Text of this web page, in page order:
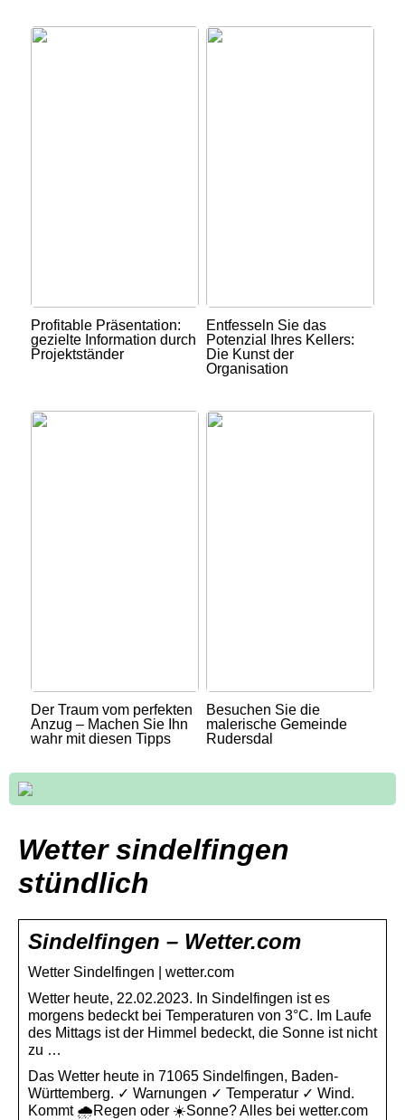
Profitable Präsentation:
gezielte Information durch
Projektständer
Entfesseln Sie das
Potenzial Ihres Kellers:
Die Kunst der
Organisation
Der Traum vom perfekten
Anzug – Machen Sie Ihn
wahr mit diesen Tipps
Besuchen Sie die
malerische Gemeinde
Rudersdal
Wetter sindelfingen
stündlich
Sindelfingen – Wetter.com
Wetter Sindelfingen | wetter.com
Wetter heute, 22.02.2023. In Sindelfingen ist es
morgens bedeckt bei Temperaturen von 3°C. Im Laufe
des Mittags ist der Himmel bedeckt, die Sonne ist nicht
zu …
Das Wetter heute in 71065 Sindelfingen, Baden-
Württemberg. ✓ Warnungen ✓ Temperatur ✓ Wind.
Kommt 🌧️Regen oder ☀️Sonne? Alles bei wetter.com